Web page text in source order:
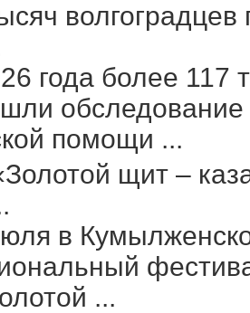
года более 117
помощи ...
щит –
в
...